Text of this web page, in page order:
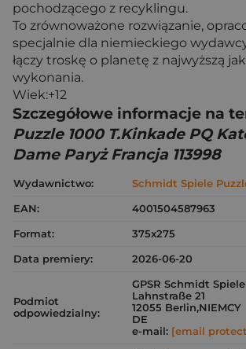
pochodzącego z recyklingu.
To zrównoważone rozwiązanie,
specjalnie dla niemieckiego
łączy troskę o planetę z najwyższą
wykonania.
Wiek:+12
Szczegółowe informacje na
Puzzle 1000 T.Kinkade PQ
Dame Paryż Francja 113998
Wydawnictwo:
Schmidt Spiele
EAN:
4001504587963
Format:
375x275
Data premiery:
2026-06-20
Podmiot
odpowiedzialny:
GPSR Schmidt
Lahnstraße 21
12055 Berlin,NIEMCY
DE
e-mail: [email